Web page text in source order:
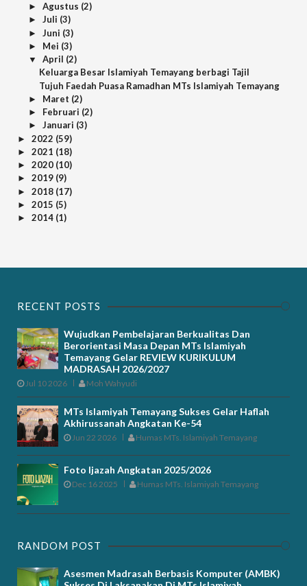
► Agustus (2)
► Juli (3)
► Juni (3)
► Mei (3)
▼ April (2)
Keluarga Besar Islamiyah Temayang berbagi Tajil
Tujuh Faedah Puasa Ramadhan MTs Islamiyah Temayang
► Maret (2)
► Februari (2)
► Januari (3)
► 2022 (59)
► 2021 (18)
► 2020 (10)
► 2019 (9)
► 2018 (17)
► 2015 (5)
► 2014 (1)
RECENT POSTS
Wujudkan Pembelajaran Berkualitas Dan
Berorientasi Masa Depan MTs Islamiyah
Temayang Gelar REVIEW KURIKULUM
MADRASAH 2026/2027
Jul 10 2026 Moh Wahyudi
MTs Islamiyah Temayang Sukses Gelar Haflah
Akhirussanah Angkatan Ke-54
Jun 22 2026 Humas MTs. Islamiyah Temayang
Foto Ijazah Angkatan 2025/2026
Dec 16 2025 Humas MTs. Islamiyah Temayang
RANDOM POST
Asesmen Madrasah Berbasis Komputer (AMBK)